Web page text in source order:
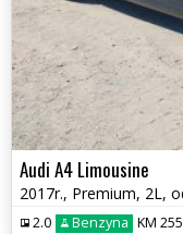
Audi A4 Limousine
2.0 Benzyna KM 255